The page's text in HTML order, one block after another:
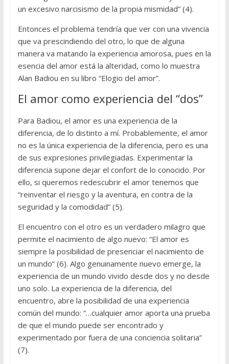
un excesivo narcisismo de la propia mismidad” (4).
Entonces el problema tendría que ver con una vivencia
que va prescindiendo del otro, lo que de alguna
manera va matando la experiencia amorosa, pues en la
esencia del amor está la alteridad, como lo muestra
Alan Badiou en su libro “Elogio del amor”.
El amor como experiencia del “dos”
Para Badiou, el amor es una experiencia de la
diferencia, de lo distinto a mí. Probablemente, el amor
no es la única experiencia de la diferencia, pero es una
de sus expresiones privilegiadas. Experimentar la
diferencia supone dejar el confort de lo conocido. Por
ello, si queremos redescubrir el amor tenemos que
“reinventar el riesgo y la aventura, en contra de la
seguridad y la comodidad” (5).
El encuentro con el otro es un verdadero milagro que
permite el nacimiento de algo nuevo: “El amor es
siempre la posibilidad de presenciar el nacimiento de
un mundo” (6). Algo genuinamente nuevo emerge, la
experiencia de un mundo vivido desde dos y no desde
uno solo. La experiencia de la diferencia, del
encuentro, abre la posibilidad de una experiencia
común del mundo: “…cualquier amor aporta una prueba
de que el mundo puede ser encontrado y
experimentado por fuera de una conciencia solitaria”
(7).